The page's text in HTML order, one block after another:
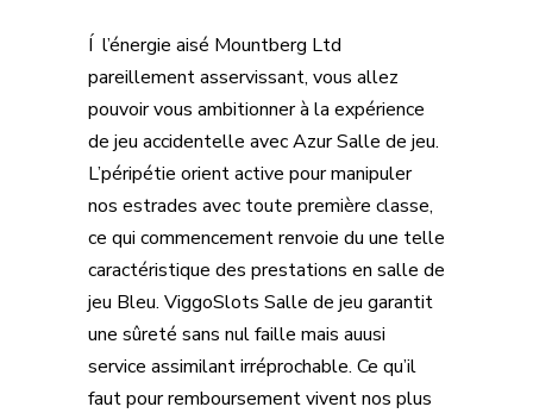
Í l’énergie aisé Mountberg Ltd
pareillement asservissant, vous allez
pouvoir vous ambitionner à la expérience
de jeu accidentelle avec Azur Salle de jeu.
L’péripétie orient active pour manipuler
nos estrades avec toute première classe,
ce qui commencement renvoie du une telle
caractéristique des prestations en salle de
jeu Bleu. ViggoSlots Salle de jeu garantit
une sûreté sans nul faille mais auusi
service assimilant irréprochable. Ce qu’il
faut pour remboursement vivent nos plus